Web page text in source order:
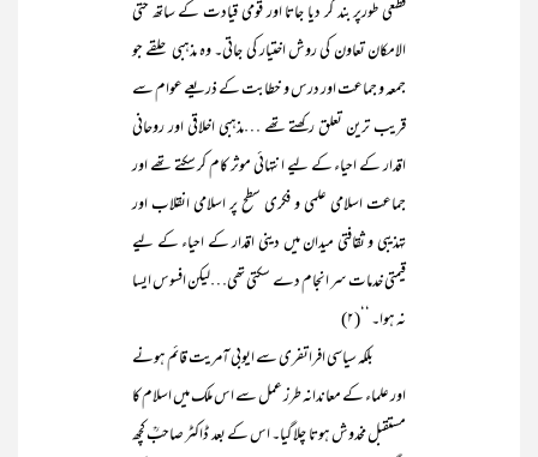
قطعی طورپر بند کر دیا جاتا اور قومی قیادت کے ساتھ حتی
الامکان تعاون کی روش اختیار کی جاتی۔ وہ مذہبی حلقے جو
جمعہ و جماعت اور درس و خطابت کے ذریعے عوام سے
قریب ترین تعلق رکھتے تھے …مذہبی اخلاقی اور روحانی
اقدار کے احیاء کے لیے انتہائی موثر کام کر سکتے تھے اور
جماعت اسلامی علمی و فکری سطح پر اسلامی انقلاب اور
تہذیبی و ثقافتی میدان میں دینی اقدار کے احیاء کے لیے
قیمتی خدمات سر انجام دے سکتی تھی…لیکن افسوس ایسا
نہ ہوا۔ ‘‘(۲)
بلکہ سیاسی افراتفری سے ایوبی آمریت قائم ہونے
اور علماء کے معاندانہ طرز عمل سے اس ملک میں اسلام کا
مستقبل مخدوش ہوتا چلا گیا۔ اس کے بعد ڈاکٹر صاحبؒ کچھ